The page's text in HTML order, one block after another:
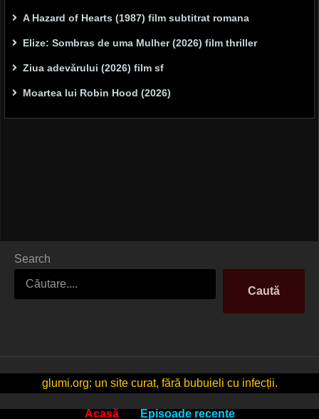
A Hazard of Hearts (1987) film subtitrat romana
Elize: Sombras de uma Mulher (2026) film thriller
Ziua adevărului (2026) film sf
Moartea lui Robin Hood (2026)
Search
Caută
glumi.org: un site curat, fără bubuieli cu infecții.
Acasă Episoade recente